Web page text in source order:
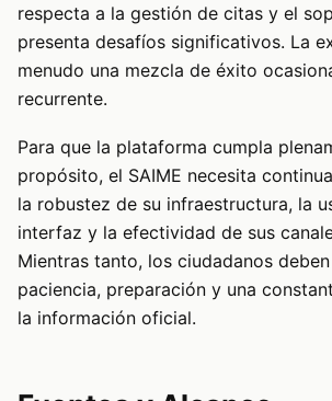
respecta a la gestión de citas y el
presenta desafíos significativos. La
menudo una mezcla de éxito
recurrente.
Para que la plataforma cumpla
propósito, el SAIME necesita
la robustez de su infraestructura, la
interfaz y la efectividad de sus
Mientras tanto, los ciudadanos
paciencia, preparación y una
la información oficial.